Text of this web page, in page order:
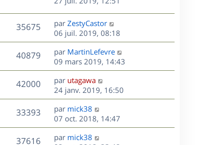
e
s
a
g
e
e
s
s
a
g
e
r
m
e
s
s
a
g
e
u
e
i
e
r
m
e
s
s
a
g
e
35675V
u
s
D
e
r
n
i
e
r
m
e
s
s
a
g
par ZestyCastor
06 juil. 2019, 08:18
40879V
u
s
D
e
r
n
i
e
r
m
e
s
par MartinLefevre
09 mars 2019, 14:43
42000V
u
e
D
e
r
n
i
e
r
par utagawa
24 janv. 2019, 16:50
33393V
u
D
e
r
n
par mick38
07 oct. 2018, 14:47
37616V
D
par mick38